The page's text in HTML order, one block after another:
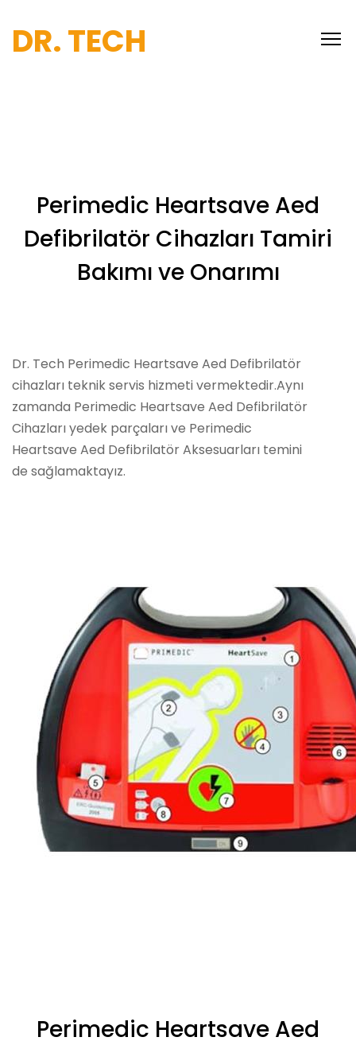
DR. TECH
Perimedic Heartsave Aed
Defibrilatör Cihazları Tamiri
Bakımı ve Onarımı
Dr. Tech Perimedic Heartsave Aed Defibrilatör
cihazları teknik servis hizmeti vermektedir.Aynı
zamanda Perimedic Heartsave Aed Defibrilatör
Cihazları yedek parçaları ve Perimedic
Heartsave Aed Defibrilatör Aksesuarları temini
de sağlamaktayız.
Perimedic Heartsave Aed